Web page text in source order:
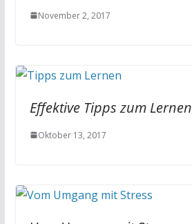
November 2, 2017
Effektive Tipps zum Lernen
Oktober 13, 2017